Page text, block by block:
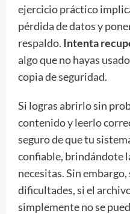
ejercicio práctico
pérdida de datos y
respaldo. Intenta
algo que no hayas
copia de seguridad.
Si logras abrirlo sin
contenido y leerlo
seguro de que tu
confiable, brindándote
necesitas. Sin
dificultades, si el
simplemente no se